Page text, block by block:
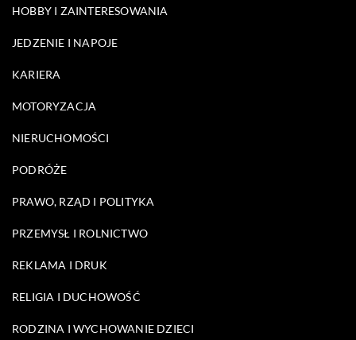
HOBBY I ZAINTERESOWANIA
JEDZENIE I NAPOJE
KARIERA
MOTORYZACJA
NIERUCHOMOŚCI
PODRÓŻE
PRAWO, RZĄD I POLITYKA
PRZEMYSŁ I ROLNICTWO
REKLAMA I DRUK
RELIGIA I DUCHOWOŚĆ
RODZINA I WYCHOWANIE DZIECI